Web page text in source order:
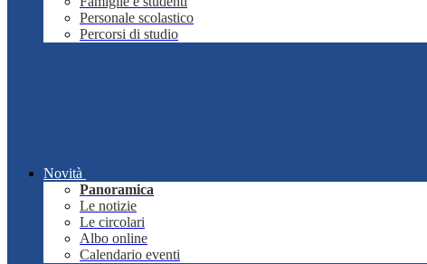
Personale scolastico
Percorsi di studio
Novità
Panoramica
Le notizie
Le circolari
Albo online
Calendario eventi